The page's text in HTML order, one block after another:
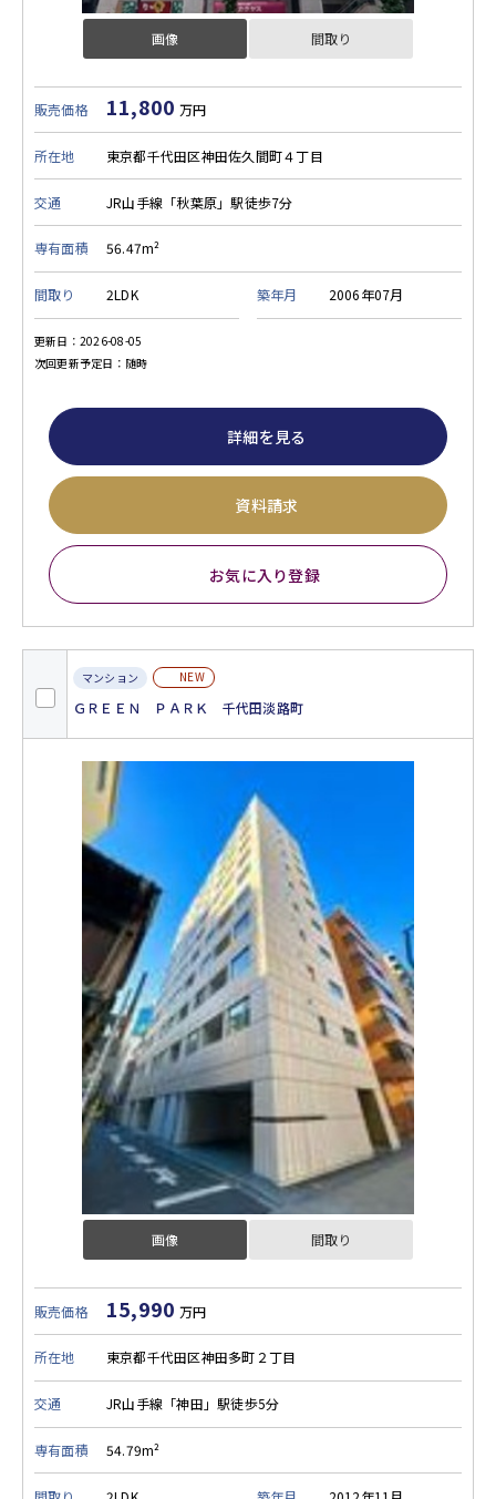
画像 間取り
販売価格 11,800 万円
所在地 東京都千代田区神田佐久間町４丁目
交通 JR山手線「秋葉原」駅徒歩7分
専有面積 56.47m²
間取り 2LDK 築年月 2006年07月
更新日：2026-08-05
次回更新予定日：随時
詳細を見る
資料請求
お気に入り登録
マンション NEW
ＧＲＥＥＮ ＰＡＲＫ 千代田淡路町
画像 間取り
販売価格 15,990 万円
所在地 東京都千代田区神田多町２丁目
交通 JR山手線「神田」駅徒歩5分
専有面積 54.79m²